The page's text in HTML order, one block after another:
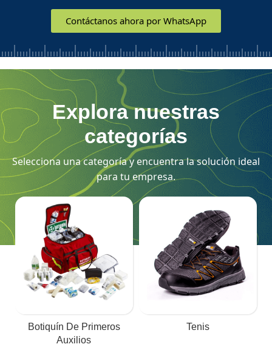
Contáctanos ahora por WhatsApp
Explora nuestras
categorías
Selecciona una categoría y encuentra la solución ideal
para tu empresa.
Botiquín De Primeros
Auxilios
Tenis